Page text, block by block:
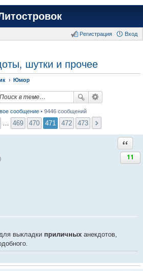
Вход
Регистрация
шутки и прочее
Юмор
сообщение• 9446 сообщений
469 470 471 472 473
11
выкладки приличных анекдотов,